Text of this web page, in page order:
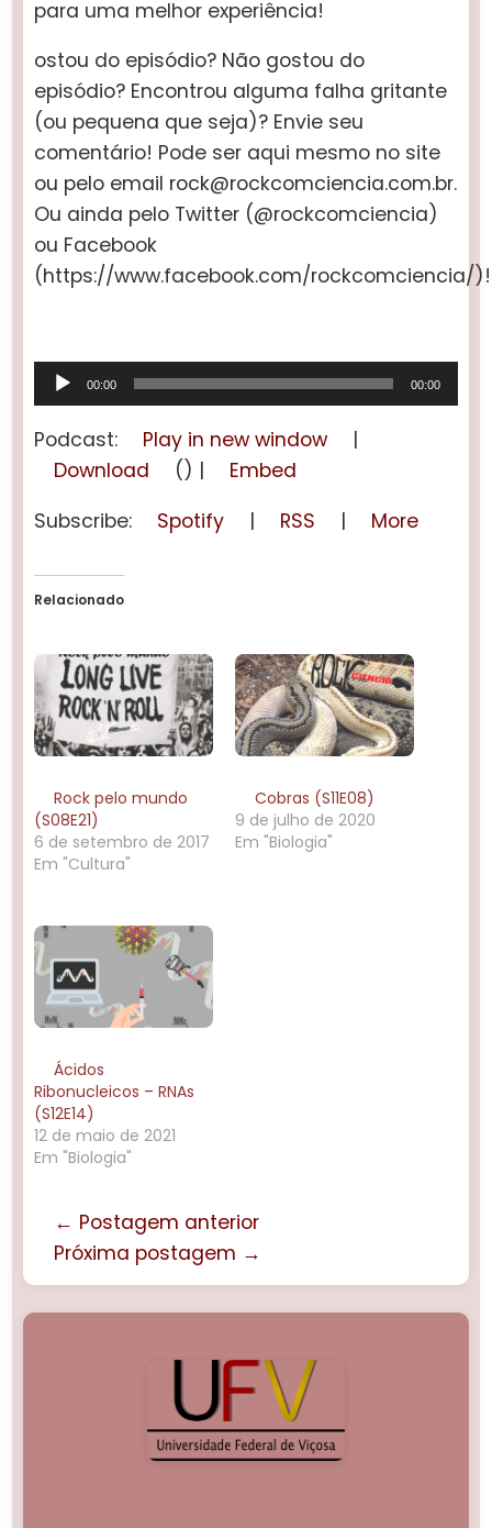
para uma melhor experiência!
ostou do episódio? Não gostou do
episódio? Encontrou alguma falha gritante
(ou pequena que seja)? Envie seu
comentário! Pode ser aqui mesmo no site
ou pelo email rock@rockcomciencia.com.br.
Ou ainda pelo Twitter (@rockcomciencia)
ou Facebook
(https://www.facebook.com/rockcomciencia/)!
Tocador
de
áudio
00:00 00:00
Podcast: Play in new window
|
Download
() |
Embed
Subscribe:
Spotify | RSS | More
Relacionado
Rock pelo mundo
(S08E21)
6 de setembro de 2017
Em "Cultura"
Cobras (S11E08)
9 de julho de 2020
Em "Biologia"
Ácidos
Ribonucleicos – RNAs
(S12E14)
12 de maio de 2021
Em "Biologia"
← Postagem anterior
Próxima postagem →